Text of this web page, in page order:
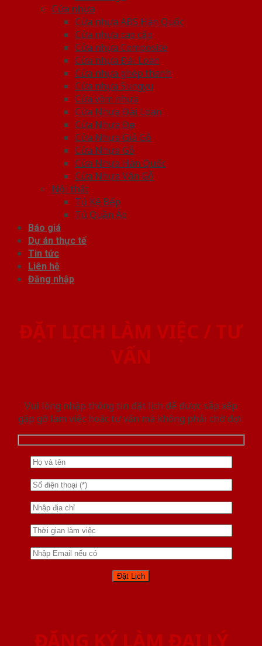
Cửa nhựa
Cửa nhựa ABS Hàn Quốc
Cửa nhựa cao cấp
Cửa nhựa Composite
Cửa nhựa Đài Loan
Cửa nhựa ghép thanh
Cửa nhựa Sungyu
Cửa vòm nhựa
Cửa Nhựa Đài Loan
Cửa Nhựa Đẹp
Cửa Nhựa Giả Gỗ
Cửa Nhựa Gỗ
Cửa Nhựa Hàn Quốc
Cửa Nhựa Vân Gỗ
Nội thất
Tủ Kệ Bếp
Tủ Quần Áo
Báo giá
Dự án thực tế
Tin tức
Liên hệ
Đăng nhập
ĐẶT LỊCH LÀM VIỆC / TƯ
VẤN
Vui lòng nhập thông tin đặt lịch để được sắp xếp
gặp gỡ làm việc hoăc tư vấn mà không phải chờ đợi.
ĐĂNG KÝ LÀM ĐẠI LÝ